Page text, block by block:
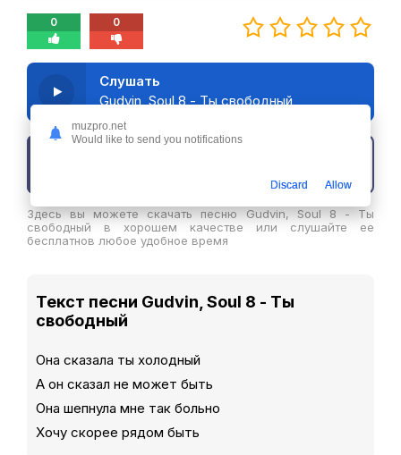
0 0
Слушать
Gudvin, Soul 8 - Ты свободный
Здесь вы можете скачать песню Gudvin, Soul 8 - Ты
свободный в хорошем качестве или слушайте ее
бесплатнов любое удобное время
Текст песни Gudvin, Soul 8 - Ты
свободный
Она сказала ты холодный
А он сказал не может быть
Она шепнула мне так больно
Хочу скорее рядом быть
muzpro.net
Would like to send you notifications
Discard Allow